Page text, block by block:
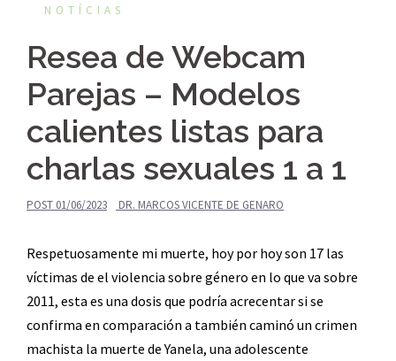
NOTÍCIAS
Resea de Webcam
Parejas – Modelos
calientes listas para
charlas sexuales 1 a 1
POST 01/06/2023 DR. MARCOS VICENTE DE GENARO
Respetuosamente mi muerte, hoy por hoy son 17 las
víctimas de el violencia sobre género en lo que va sobre
2011, esta es una dosis que podría acrecentar si se
confirma en comparación a también caminó un crimen
machista la muerte de Yanela, una adolescente